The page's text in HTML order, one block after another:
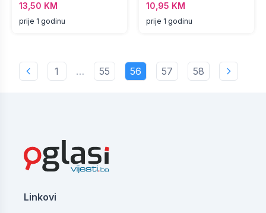
13,50 KM
prije 1 godinu
10,95 KM
prije 1 godinu
1 … 55 56 57 58
Linkovi